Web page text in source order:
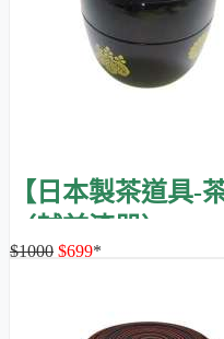
【日本製茶道具-
（越前漆器）
$1000 $699*